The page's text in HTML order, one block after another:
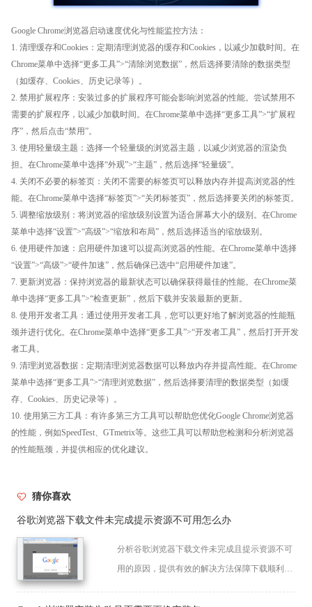
Google Chrome浏览器启动速度优化与性能监控方法：
1. 清理缓存和Cookies：定期清理浏览器的缓存和Cookies，以减少加载时间。在
Chrome菜单中选择“更多工具”>“清除浏览数据”，然后选择要清除的数据类型
（如缓存、Cookies、历史记录等）。
2. 禁用扩展程序：安装过多的扩展程序可能会影响浏览器的性能。尝试禁用不
需要的扩展程序，以减少加载时间。在Chrome菜单中选择“更多工具”>“扩展程
序”，然后点击“禁用”。
3. 使用轻量级主题：选择一个轻量级的浏览器主题，以减少浏览器的渲染负
担。在Chrome菜单中选择“外观”>“主题”，然后选择“轻量级”。
4. 关闭不必要的标签页：关闭不需要的标签页可以释放内存并提高浏览器的性
能。在Chrome菜单中选择“标签页”>“关闭标签页”，然后选择要关闭的标签页。
5. 调整缩放级别：将浏览器的缩放级别设置为适合屏幕大小的级别。在Chrome
菜单中选择“设置”>“高级”>“缩放和布局”，然后选择适当的缩放级别。
6. 使用硬件加速：启用硬件加速可以提高浏览器的性能。在Chrome菜单中选择
“设置”>“高级”>“硬件加速”，然后确保已选中“启用硬件加速”。
7. 更新浏览器：保持浏览器的最新状态可以确保获得最佳的性能。在Chrome菜
单中选择“更多工具”>“检查更新”，然后下载并安装最新的更新。
8. 使用开发者工具：通过使用开发者工具，您可以更好地了解浏览器的性能瓶
颈并进行优化。在Chrome菜单中选择“更多工具”>“开发者工具”，然后打开开发
者工具。
9. 清理浏览器数据：定期清理浏览器数据可以释放内存并提高性能。在Chrome
菜单中选择“更多工具”>“清理浏览数据”，然后选择要清理的数据类型（如缓
存、Cookies、历史记录等）。
10. 使用第三方工具：有许多第三方工具可以帮助您优化Google Chrome浏览器
的性能，例如SpeedTest、GTmetrix等。这些工具可以帮助您检测和分析浏览器
的性能瓶颈，并提供相应的优化建议。
猜你喜欢
谷歌浏览器下载文件未完成提示资源不可用怎么办
分析谷歌浏览器下载文件未完成且提示资源不可
用的原因，提供有效的解决方法保障下载顺利完